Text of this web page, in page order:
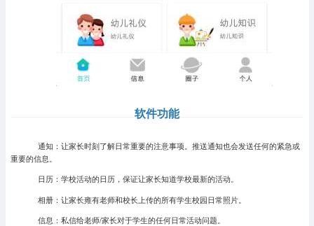
软件功能
通知：让家长时刻了解日常重要的注意事项。推送通知也会发送任何的紧急或
重要的信息。
日历：学校活动的日历，保证让家长知道学校最新的活动。
相册：让家长雍有老师和校长上传的所有学生校园日常照片。
信息：私信给老师/家长对于学生的任何日常活动问题。